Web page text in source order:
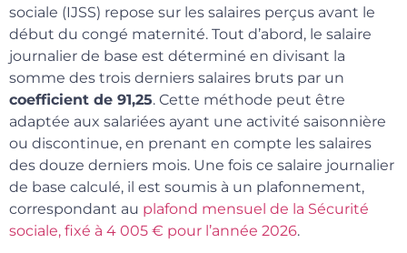
sociale (IJSS) repose sur les salaires perçus avant le
début du congé maternité. Tout d’abord, le salaire
journalier de base est déterminé en divisant la
somme des trois derniers salaires bruts par un
coefficient de 91,25. Cette méthode peut être
adaptée aux salariées ayant une activité saisonnière
ou discontinue, en prenant en compte les salaires
des douze derniers mois. Une fois ce salaire journalier
de base calculé, il est soumis à un plafonnement,
correspondant au plafond mensuel de la Sécurité
sociale, fixé à 4 005 € pour l’année 2026.